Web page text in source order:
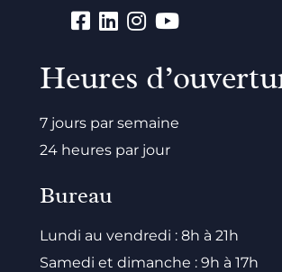
Heures
7 jours par semaine
24 heures par jour
Bureau
Lundi au vendredi : 8h à 21h
Samedi et dimanche : 9h à 17h